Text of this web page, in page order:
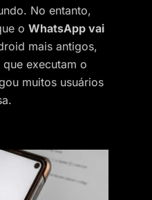
No entanto,
o WhatsApp vai
mais antigos,
executam o
muitos usuários